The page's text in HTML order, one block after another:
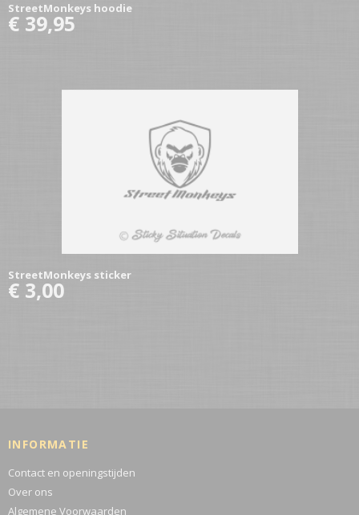
StreetMonkeys hoodie
€ 39,95
StreetMonkeys sticker
€ 3,00
INFORMATIE
Contact en openingstijden
Over ons
Algemene Voorwaarden